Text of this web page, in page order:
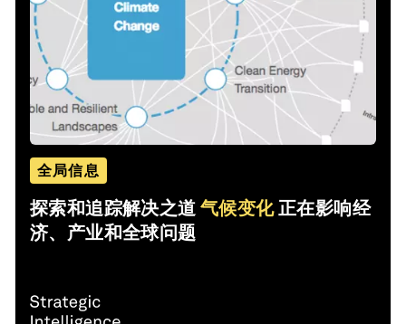
全局信息
探索和追踪解决之道气候变化正在影响经
济、产业和全球问题